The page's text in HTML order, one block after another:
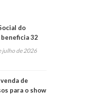
do
32
em
julho de 2026
de
para o show